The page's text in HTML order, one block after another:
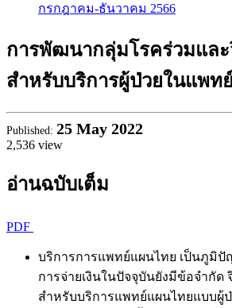
กรกฎาคม-ธันวาคม 2566
การพัฒนากลุ่มโรคร่วมและ
สำหรับบริการผู้ป่วยในแพท
Published: 25 May 2022
2,536 view
อ่านฉบับเต็ม
PDF
บริการการแพทย์แผนไทย เป็นภูมิ
การจ่ายเงินในปัจจุบันยังมีข้อจำกั
สำหรับบริการแพทย์แผนไทยแบบผู้ป่